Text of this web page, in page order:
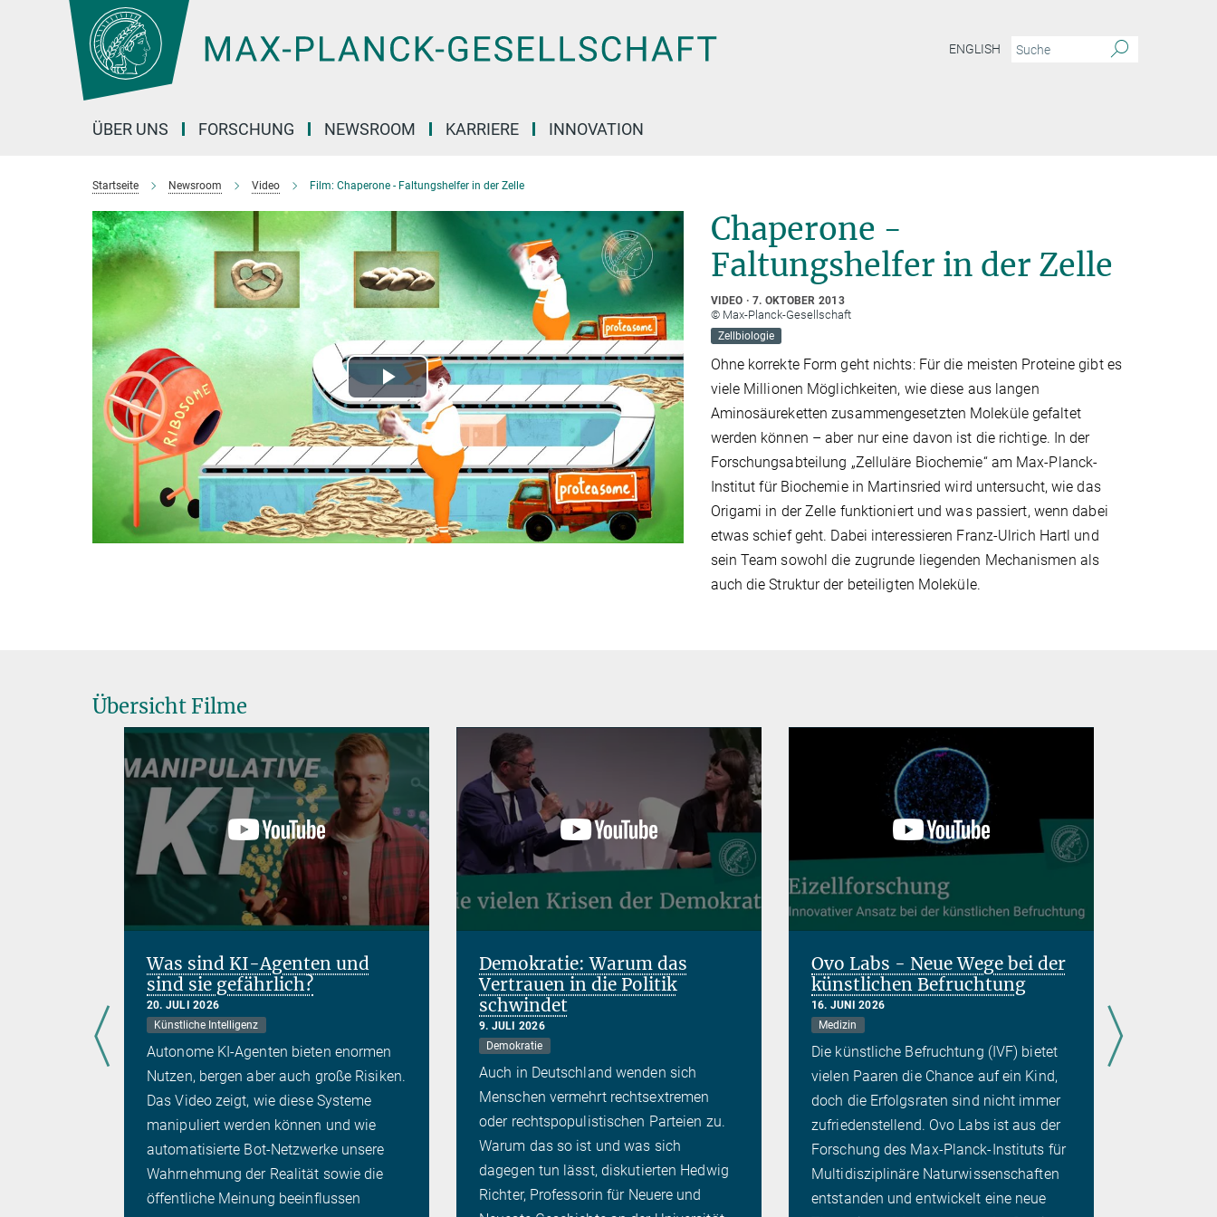
Hauptinhalt
ENGLISH
ÜBER UNS FORSCHUNG NEWSROOM KARRIERE INNOVATION
Startseite Newsroom Video Film: Chaperone - Faltungshelfer in der Zelle
Play
Video
Chaperone -
Faltungshelfer in der Zelle
VIDEO 7. OKTOBER 2013
© Max-Planck-Gesellschaft
Zellbiologie
Ohne korrekte Form geht nichts: Für die meisten Proteine gibt es
viele Millionen Möglichkeiten, wie diese aus langen
Aminosäureketten zusammengesetzten Moleküle gefaltet
werden können – aber nur eine davon ist die richtige. In der
Forschungsabteilung „Zelluläre Biochemie“ am Max-Planck-
Institut für Biochemie in Martinsried wird untersucht, wie das
Origami in der Zelle funktioniert und was passiert, wenn dabei
etwas schief geht. Dabei interessieren Franz-Ulrich Hartl und
sein Team sowohl die zugrunde liegenden Mechanismen als
auch die Struktur der beteiligten Moleküle.
Übersicht Filme
Was sind KI-Agenten und
sind sie gefährlich?
20. JULI 2026
Künstliche Intelligenz
Autonome KI-Agenten bieten enormen
Nutzen, bergen aber auch große Risiken.
Das Video zeigt, wie diese Systeme
manipuliert werden können und wie
automatisierte Bot-Netzwerke unsere
Wahrnehmung der Realität sowie die
öffentliche Meinung beeinflussen
Demokratie: Warum das
Vertrauen in die Politik
schwindet
9. JULI 2026
Demokratie
Auch in Deutschland wenden sich
Menschen vermehrt rechtsextremen
oder rechtspopulistischen Parteien zu.
Warum das so ist und was sich
dagegen tun lässt, diskutierten Hedwig
Richter, Professorin für Neuere und
Ovo Labs - Neue Wege bei der
künstlichen Befruchtung
16. JUNI 2026
Medizin
Die künstliche Befruchtung (IVF) bietet
vielen Paaren die Chance auf ein Kind,
doch die Erfolgsraten sind nicht immer
zufriedenstellend. Ovo Labs ist aus der
Forschung des Max-Planck-Instituts für
Multidisziplinäre Naturwissenschaften
entstanden und entwickelt eine neue